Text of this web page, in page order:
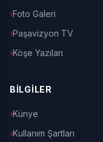
Foto Galeri
Paşavizyon TV
Köşe Yazıları
BİLGİLER
Künye
Kullanım Şartları